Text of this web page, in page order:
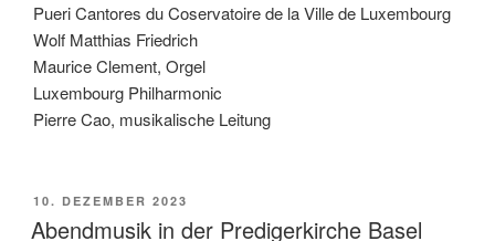
Pueri Cantores du Coservatoire de la Ville de Luxembourg
Wolf Matthias Friedrich
Maurice Clement, Orgel
Luxembourg Philharmonic
Pierre Cao, musikalische Leitung
VERÖFFENTLICHT
AM
10. DEZEMBER 2023
Abendmusik in der Predigerkirche Basel